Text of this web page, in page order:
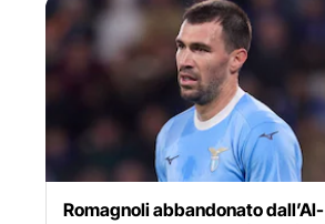
Romagnoli abbandonato dall’Al-